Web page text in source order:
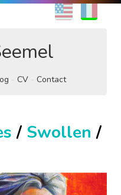
EN
CV Contact
/ Swollen /